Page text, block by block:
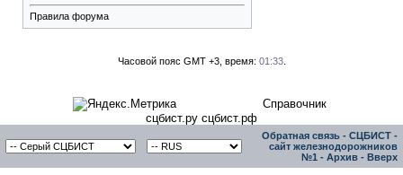
Правила форума
Часовой пояс GMT +3, время: 01:33.
Справочник
сцбист.ру сцбист.рф
Обратная связь - СЦБИСТ -
сайт железнодорожников
№1 - Архив - Вверх